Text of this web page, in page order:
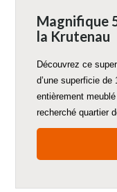
Magnifique
la Krutenau
Découvrez ce
d’une superficie de
entièrement
recherché quartier